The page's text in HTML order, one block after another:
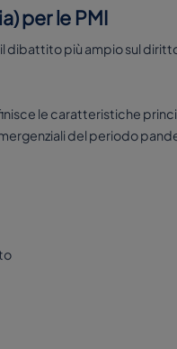
per le PMI
dibattito più ampio sul
le caratteristiche
del periodo